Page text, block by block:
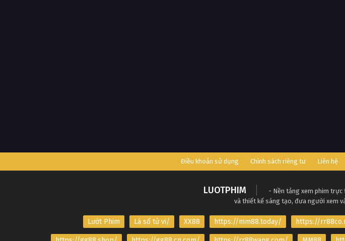
Điều khoản sử dụng Chính sách riêng tư Liên hệ
LUOTPHIM
- Nền tảng xem phim
và thiết kế sáng tạo, đưa người xem
Lướt Phim Lá số tử vi/ XX88 https://mm88.today/ https://